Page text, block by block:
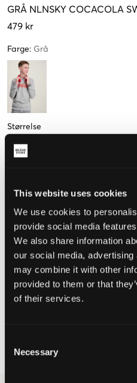
This website uses cookies
We use cookies to
provide social media
We also share information
our social media,
may combine it with other
provided to them or that
of their services.
Selection
Necessary
GRÅ NLNSKY COCACOLA
479 kr
Farge: Grå
Størrelse
152 cm
(12 Y)
Opplevd størrelse
Liten
VELG EN
Retur- og bytterett i 60 dager